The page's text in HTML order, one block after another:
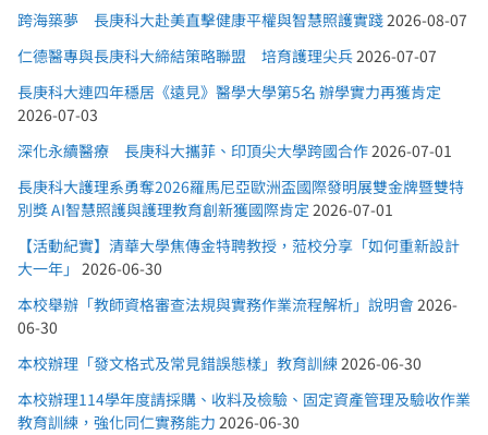
跨海築夢 長庚科大赴美直擊健康平權與智慧照護實踐2026-08-07
仁德醫專與長庚科大締結策略聯盟 培育護理尖兵2026-07-07
長庚科大連四年穩居《遠見》醫學大學第5名 辦學實力再獲肯定
2026-07-03
深化永續醫療 長庚科大攜菲、印頂尖大學跨國合作2026-07-01
長庚科大護理系勇奪2026羅馬尼亞歐洲盃國際發明展雙金牌暨雙特
別獎 AI智慧照護與護理教育創新獲國際肯定 2026-07-01
【活動紀實】清華大學焦傳金特聘教授，蒞校分享「如何重新設計
大一年」 2026-06-30
本校舉辦「教師資格審查法規與實務作業流程解析」說明會2026-
06-30
本校辦理「發文格式及常見錯誤態樣」教育訓練2026-06-30
本校辦理114學年度請採購、收料及檢驗、固定資產管理及驗收作業
教育訓練，強化同仁實務能力 2026-06-30